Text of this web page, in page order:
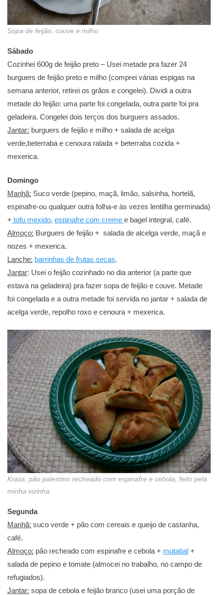
Sopa de feijão, couve e milho
Sábado
Cozinhei 600g de feijão preto – Usei metade pra fazer 24
burguers de feijão preto e milho (comprei várias espigas na
semana anterior, retirei os grãos e congelei). Dividi a outra
metade do feijão: uma parte foi congelada, outra parte foi pra
geladeira. Congelei dois terços dos burguers assados.
Jantar: burguers de feijão e milho + salada de acelga
verde,beterraba e cenoura ralada + beterraba cozida +
mexerica.
Domingo
Manhã: Suco verde (pepino, maçã, limão, salsinha, hortelã,
espinafre-ou qualquer outra folha-e às vezes lentilha germinada)
+ tofu mexido, espinafre com creme e bagel integral, café.
Almoço: Burguers de feijão + salada de alcelga verde, maçã e
nozes + mexerica.
Lanche: barrinhas de frutas secas.
Jantar: Usei o feijão cozinhado no dia anterior (a parte que
estava na geladeira) pra fazer sopa de feijão e couve. Metade
foi congelada e a outra metade foi servida no jantar + salada de
acelga verde, repolho roxo e cenoura + mexerica.
Krass, pão palestino recheado com espinafre e cebola, feito pela
minha vizinha.
Segunda
Manhã: suco verde + pão com cereais e queijo de castanha,
café.
Almoço: pão recheado com espinafre e cebola + mutabal +
salada de pepino e tomate (almocei no trabalho, no campo de
refugiados).
Jantar: sopa de cebola e feijão branco (usei uma porção de